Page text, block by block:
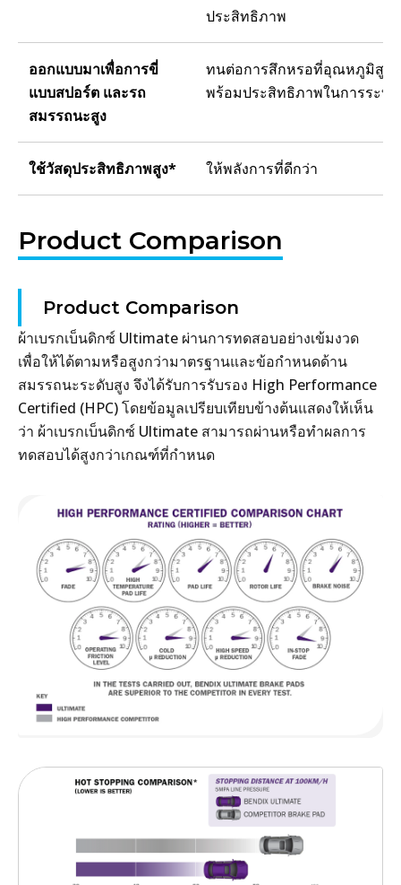
ประสิทธิภาพ
ออกแบบมาเพื่อการขี่
แบบสปอร์ต และรถ
สมรรถนะสูง
ทนต่อการสึกหรอที่อุณหภูมิสูง แ
พร้อมประสิทธิภาพในการระบ
ใช้วัสดุประสิทธิภาพสูง* ให้พลังการที่ดีกว่า
Product Comparison
Product Comparison
ผ้าเบรกเบ็นดิกซ์ Ultimate ผ่านการทดสอบอย่างเข้มงวด
เพื่อให้ได้ตามหรือสูงกว่ามาตรฐานและข้อกำหนดด้าน
สมรรถนะระดับสูง จึงได้รับการรับรอง High Performance
Certified (HPC) โดยข้อมูลเปรียบเทียบข้างต้นแสดงให้เห็น
ว่า ผ้าเบรกเบ็นดิกซ์ Ultimate สามารถผ่านหรือทำผลการ
ทดสอบได้สูงกว่าเกณฑ์ที่กำหนด